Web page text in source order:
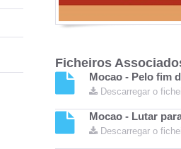
Ficheiros
Mocao - Pelo fim
Descarregar o
Mocao - Lutar
Descarregar o